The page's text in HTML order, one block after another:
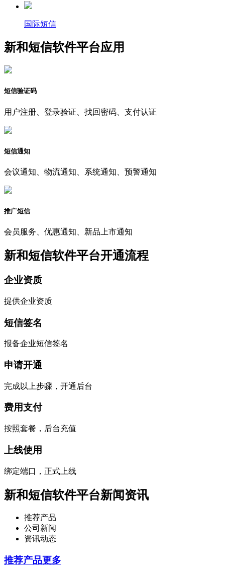
国际短信
新和短信软件平台应用
短信验证码
用户注册、登录验证、找回密码、支付认证
短信通知
会议通知、物流通知、系统通知、预警通知
推广短信
会员服务、优惠通知、新品上市通知
新和短信软件平台开通流程
企业资质
提供企业资质
短信签名
报备企业短信签名
申请开通
完成以上步骤，开通后台
费用支付
按照套餐，后台充值
上线使用
绑定端口，正式上线
新和短信软件平台新闻资讯
推荐产品
公司新闻
资讯动态
推荐产品更多